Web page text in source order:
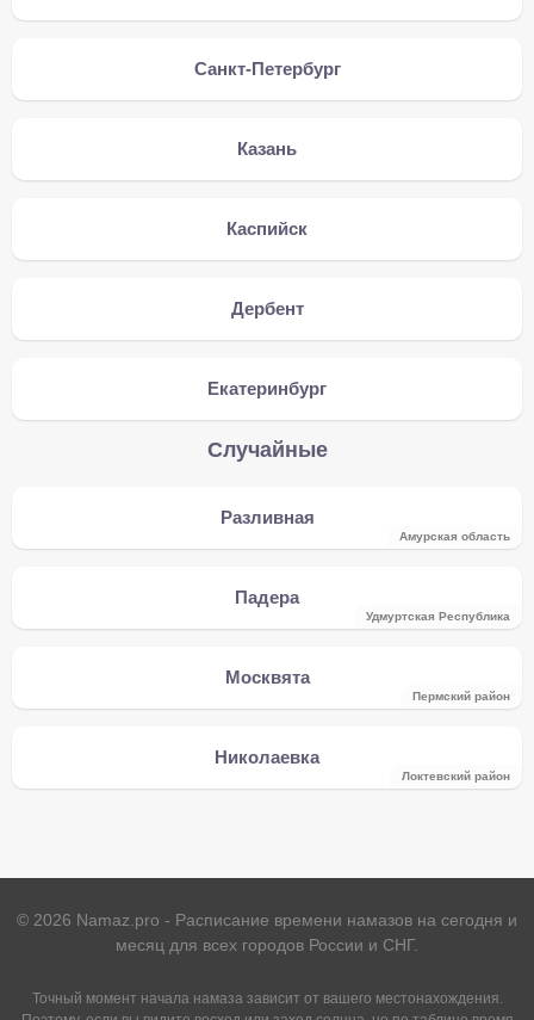
Санкт-Петербург
Казань
Каспийск
Дербент
Екатеринбург
Случайные
Разливная
Амурская область
Падера
Удмуртская Республика
Москвята
Пермский район
Николаевка
Локтевский район
© 2026 Namaz.pro - Расписание времени намазов на сегодня и
месяц для всех городов России и СНГ.
Точный момент начала намаза зависит от вашего местонахождения.